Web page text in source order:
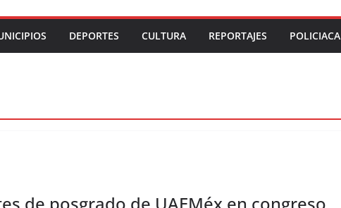
DEPORTES CULTURA REPORTAJES POLICIACA